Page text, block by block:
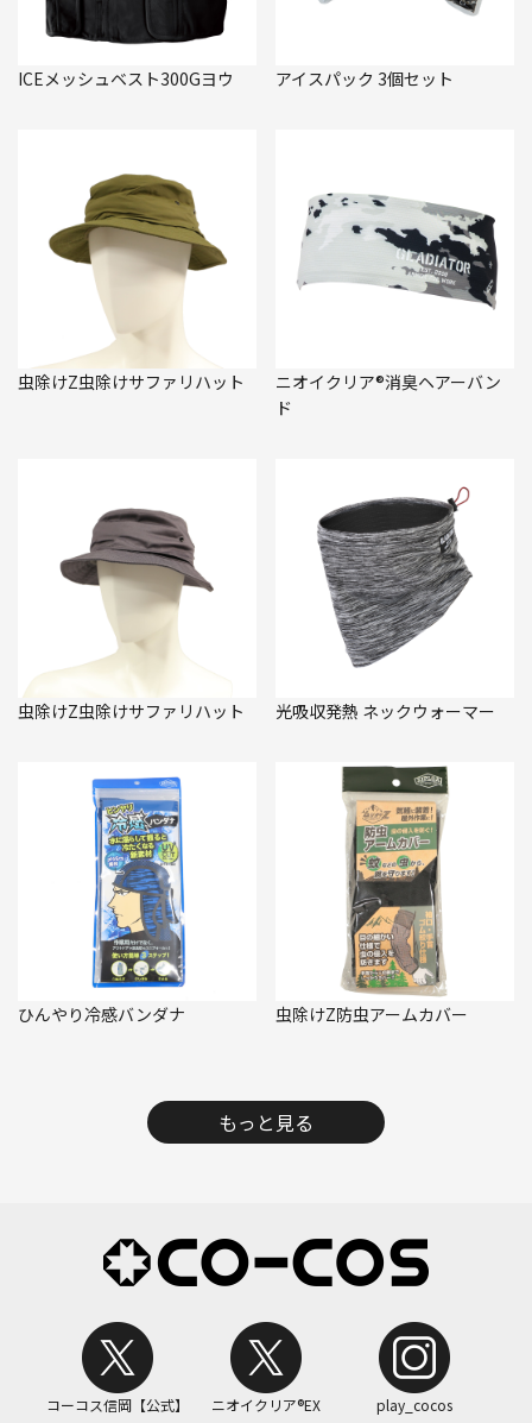
ICEメッシュベスト300Gヨウ アイスパック 3個セット
虫除けZ虫除けサファリハット
ニオイクリア®消臭ヘアーバン
ド
虫除けZ虫除けサファリハット 光吸収発熱 ネックウォーマー
ひんやり冷感バンダナ 虫除けZ防虫アームカバー
もっと見る
コーコス信岡【公式】 ニオイクリア®EX play_cocos